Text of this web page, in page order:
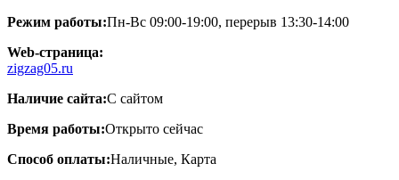
Режим работы:Пн-Вс 09:00-19:00, перерыв 13:30-14:00
Web-страница:
zigzag05.ru
Наличие сайта:С сайтом
Время работы:Открыто сейчас
Способ оплаты:Наличные, Карта